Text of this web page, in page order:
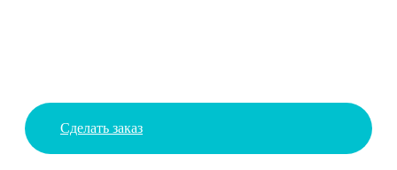
Сделать заказ